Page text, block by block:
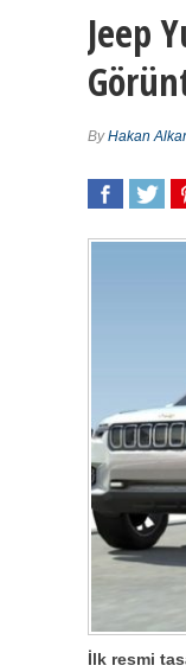
Jeep
ByHakan
İlk resmi